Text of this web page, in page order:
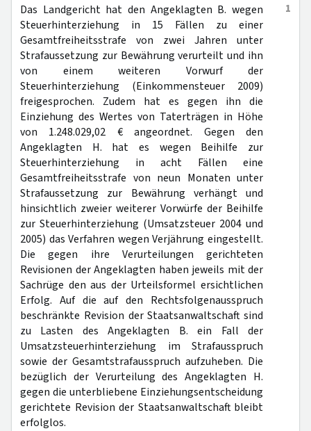
1
Das Landgericht hat den Angeklagten B. wegen
Steuerhinterziehung in 15 Fällen zu einer
Gesamtfreiheitsstrafe von zwei Jahren unter
Strafaussetzung zur Bewährung verurteilt und ihn
von einem weiteren Vorwurf der
Steuerhinterziehung (Einkommensteuer 2009)
freigesprochen. Zudem hat es gegen ihn die
Einziehung des Wertes von Taterträgen in Höhe
von 1.248.029,02 € angeordnet. Gegen den
Angeklagten H. hat es wegen Beihilfe zur
Steuerhinterziehung in acht Fällen eine
Gesamtfreiheitsstrafe von neun Monaten unter
Strafaussetzung zur Bewährung verhängt und
hinsichtlich zweier weiterer Vorwürfe der Beihilfe
zur Steuerhinterziehung (Umsatzsteuer 2004 und
2005) das Verfahren wegen Verjährung eingestellt.
Die gegen ihre Verurteilungen gerichteten
Revisionen der Angeklagten haben jeweils mit der
Sachrüge den aus der Urteilsformel ersichtlichen
Erfolg. Auf die auf den Rechtsfolgenausspruch
beschränkte Revision der Staatsanwaltschaft sind
zu Lasten des Angeklagten B. ein Fall der
Umsatzsteuerhinterziehung im Strafausspruch
sowie der Gesamtstrafausspruch aufzuheben. Die
bezüglich der Verurteilung des Angeklagten H.
gegen die unterbliebene Einziehungsentscheidung
gerichtete Revision der Staatsanwaltschaft bleibt
erfolglos.